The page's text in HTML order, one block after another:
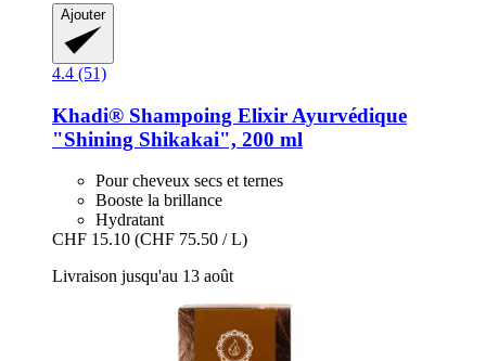
Ajouter
4.4 (51)
Khadi® Shampoing Elixir Ayurvédique
"Shining Shikakai", 200 ml
Pour cheveux secs et ternes
Booste la brillance
Hydratant
CHF 15.10 (CHF 75.50 / L)
Livraison jusqu'au 13 août